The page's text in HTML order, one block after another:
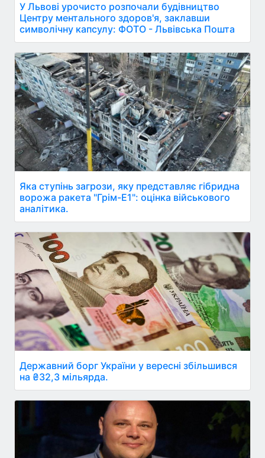
У Львові урочисто розпочали будівництво
Центру ментального здоров'я, заклавши
символічну капсулу: ФОТО - Львівська Пошта
Яка ступінь загрози, яку представляє гібридна
ворожа ракета "Грім-Е1": оцінка військового
аналітика.
Державний борг України у вересні збільшився
на ₴32,3 мільярда.